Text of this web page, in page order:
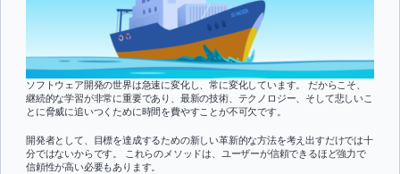
ソフトウェア開発の世界は急速に変化し、常に変化しています。 だからこそ、
継続的な学習が非常に重要であり、最新の技術、テクノロジー、そして悲しいこ
とに脅威に追いつくために時間を費やすことが不可欠です。
開発者として、目標を達成するための新しい革新的な方法を考え出すだけでは十
分ではないからです。 これらのメソッドは、ユーザーが信頼できるほど強力で
信頼性が高い必要もあります。